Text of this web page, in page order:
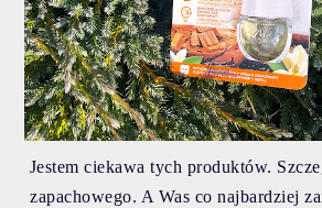
Jestem ciekawa tych produktów.
zapachowego. A Was co najbardziej